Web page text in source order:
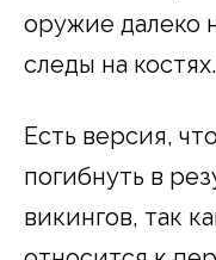
оружие далеко
следы на костях.
Есть версия,
погибнуть в
викингов, так